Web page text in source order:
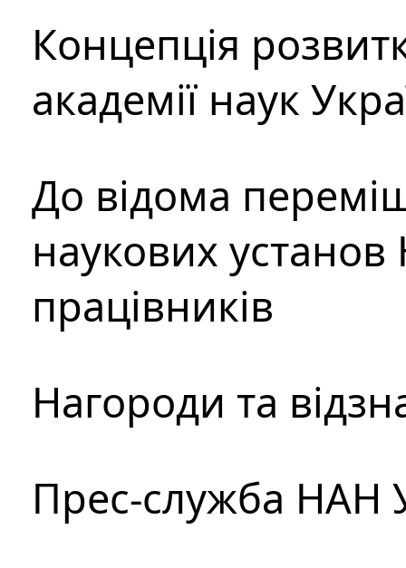
Концепція
академії наук
До відома
наукових установ
працівників
Нагороди та
Прес-служба НАН